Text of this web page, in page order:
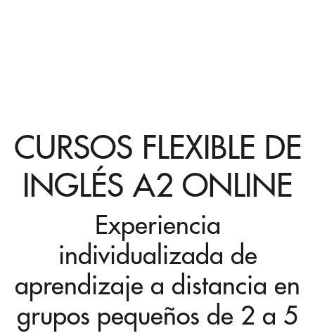
CURSOS FLEXIBLE DE
INGLÉS A2 ONLINE
Experiencia
individualizada de
aprendizaje a distancia en
grupos pequeños de 2 a 5